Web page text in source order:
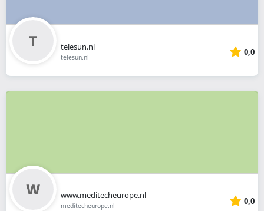
telesun.nl
telesun.nl 0,0
www.meditecheurope.nl
meditecheurope.nl 0,0